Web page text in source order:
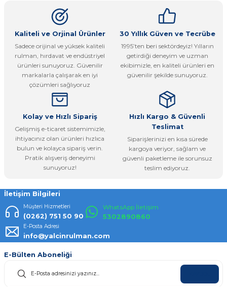
Görüş ve önerileriniz için teşekkür ederiz.
Ürün resmi kalitesiz, bozuk veya görüntülenemiyor.
Ürün açıklamasında eksik bilgiler bulunuyor.
Ürün bilgilerinde hatalar bulunuyor.
Ürün fiyatı diğer sitelerden daha pahalı.
Bu ürüne benzer farklı alternatifler olmalı.
Gönder
Kaliteli ve Orjinal Ürünler
Sadece orijinal ve yüksek kaliteli
rulman, hırdavat ve endüstriyel
ürünleri sunuyoruz. Güvenilir
markalarla çalışarak en iyi
çözümleri sağlıyoruz
30 Yıllık Güven ve Tecrübe
1995’ten beri sektördeyiz! Yılların
getirdiği deneyim ve uzman
ekibimizle, en kaliteli ürünleri en
güvenilir şekilde sunuyoruz.
Kolay ve Hızlı Sipariş
Gelişmiş e-ticaret sistemimizle,
ihtiyacınız olan ürünleri hızlıca
bulun ve kolayca sipariş verin.
Pratik alışveriş deneyimi
sunuyoruz!
Hızlı Kargo & Güvenli
Teslimat
Siparişlerinizi en kısa sürede
kargoya veriyor, sağlam ve
güvenli paketleme ile sorunsuz
teslim ediyoruz.
İletişim Bilgileri
Müşteri Hizmetleri
(0262) 751 50 90
WhatsApp İletişim
5302890860
E-Posta Adresi
info@yalcinrulman.com
E-Bülten Aboneliği